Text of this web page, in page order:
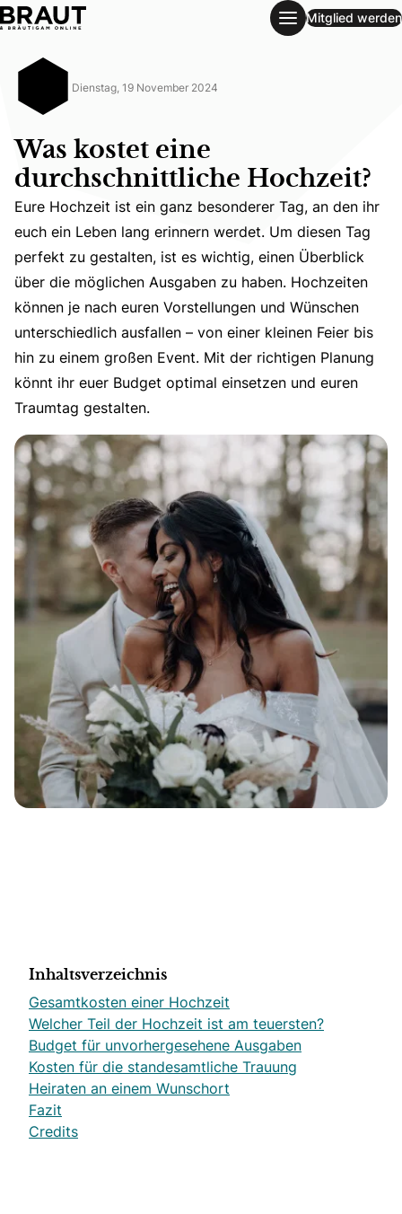
Was kostet eine durchschnittliche Hochzeit?
Mitglied werden
Dienstag, 19 November 2024
Was kostet eine
durchschnittliche Hochzeit?
Eure Hochzeit ist ein ganz besonderer Tag, an den ihr
Eure Hochzeit ist ein ganz besonderer Tag, an den ihr
euch ein Leben lang erinnern werdet. Um diesen Tag
perfekt zu gestalten, ist es wichtig, einen Überblick
über die möglichen Ausgaben zu haben. Hochzeiten
können je nach euren Vorstellungen und Wünschen
unterschiedlich ausfallen – von einer kleinen Feier bis
hin zu einem großen Event. Mit der richtigen Planung
könnt ihr euer Budget optimal einsetzen und euren
Traumtag gestalten.
Inhaltsverzeichnis
Gesamtkosten einer Hochzeit
Welcher Teil der Hochzeit ist am teuersten?
Budget für unvorhergesehene Ausgaben
Kosten für die standesamtliche Trauung
Heiraten an einem Wunschort
Fazit
Credits